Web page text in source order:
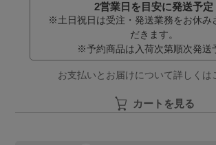
2営業日を目安に発送予定
※土日祝日は受注・発送業務をお休み
だきます。
※予約商品は入荷次第順次発送
お支払いとお届けについて詳しくは
カートを見る